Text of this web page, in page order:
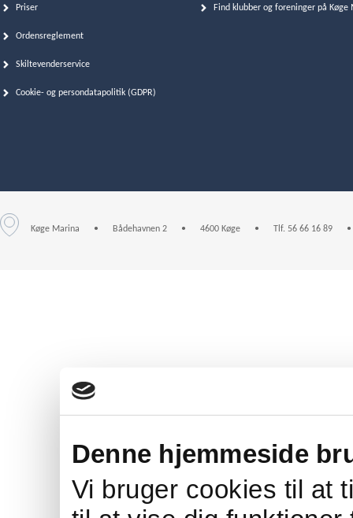
Denne hjemmeside
Vi bruger cookies til at
Priser
Ordensreglement
Skiltevenderservice
Cookie- og persondatapolitik (GDPR)
Find klubber og foreninger på Køge
Køge Marina • Bådehavnen 2 • 4600 Køge • Tlf. 56 66 16 89 •